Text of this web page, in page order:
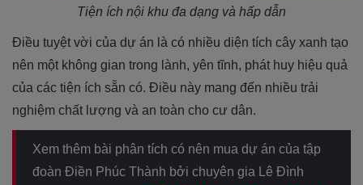
Tiện ích nội khu đa dạng và hấp dẫn
Điều tuyệt vời của dự án là có nhiều diện tích cây xanh tạo
nên một không gian trong lành, yên tĩnh, phát huy hiệu quả
của các tiện ích sẵn có. Điều này mang đến nhiều trải
nghiệm chất lượng và an toàn cho cư dân.
Xem thêm bài phân tích có nên mua dự án của tập
đoàn Điền Phúc Thành bởi chuyên gia Lê Đình